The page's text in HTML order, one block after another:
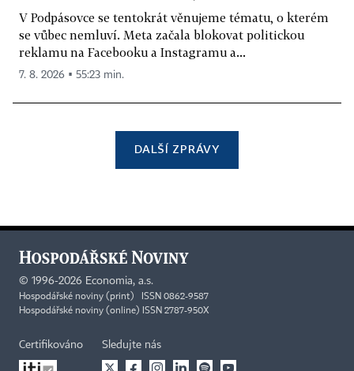
V Podpásovce se tentokrát věnujeme tématu, o kterém
se vůbec nemluví. Meta začala blokovat politickou
reklamu na Facebooku a Instagramu a...
7. 8. 2026 ▪ 55:23 min.
DALŠÍ ZPRÁVY
© 1996-2026 Economia, a.s.
Hospodářské noviny (print) ISSN 0862-9587
Hospodářské noviny (online) ISSN 2787-950X
Certifikováno Sledujte nás